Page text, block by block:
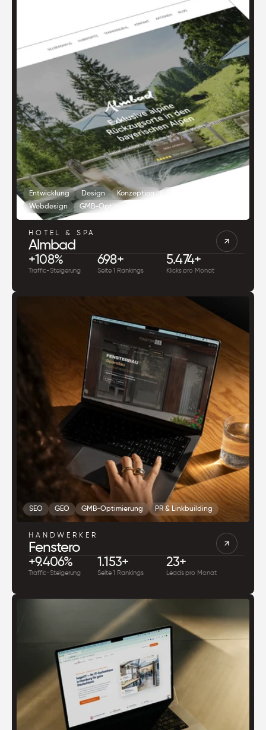
Entwicklung Design Konzeption
Webdesign
GMB-Optimierung
HOTEL & SPA
Almbad
+108%
Traffic-Steigerung
698+
Seite 1 Rankings
5.474+
Klicks pro Monat
SEO GEO GMB-Optimierung PR & Linkbuilding
HANDWERKER
Fenstero
+9.406%
Traffic-Steigerung
1.153+
Seite 1 Rankings
23+
Leads pro Monat